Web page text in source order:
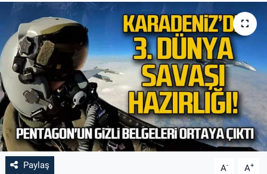
Paylaş A- A+